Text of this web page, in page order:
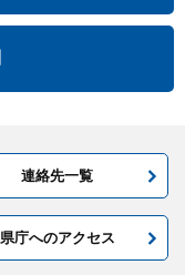
連絡先一覧
県庁へのアクセス